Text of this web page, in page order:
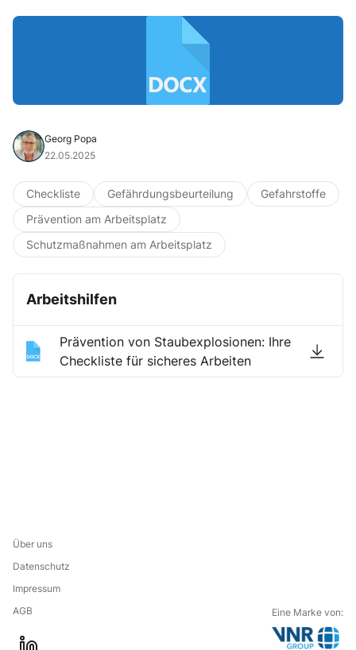
Georg Popa
22.05.2025
Checkliste Gefährdungsbeurteilung
Gefahrstoffe
Prävention am Arbeitsplatz
Schutzmaßnahmen am Arbeitsplatz
Arbeitshilfen
Prävention von Staubexplosionen: Ihre
Checkliste für sicheres Arbeiten
Über uns
Datenschutz
Impressum
AGB
Eine Marke von: